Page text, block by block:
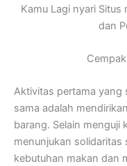
Kamu Lagi nyari
dan
Aktivitas pertama yang
sama adalah
barang. Selain menguji
menunjukan solidaritas
kebutuhan makan dan